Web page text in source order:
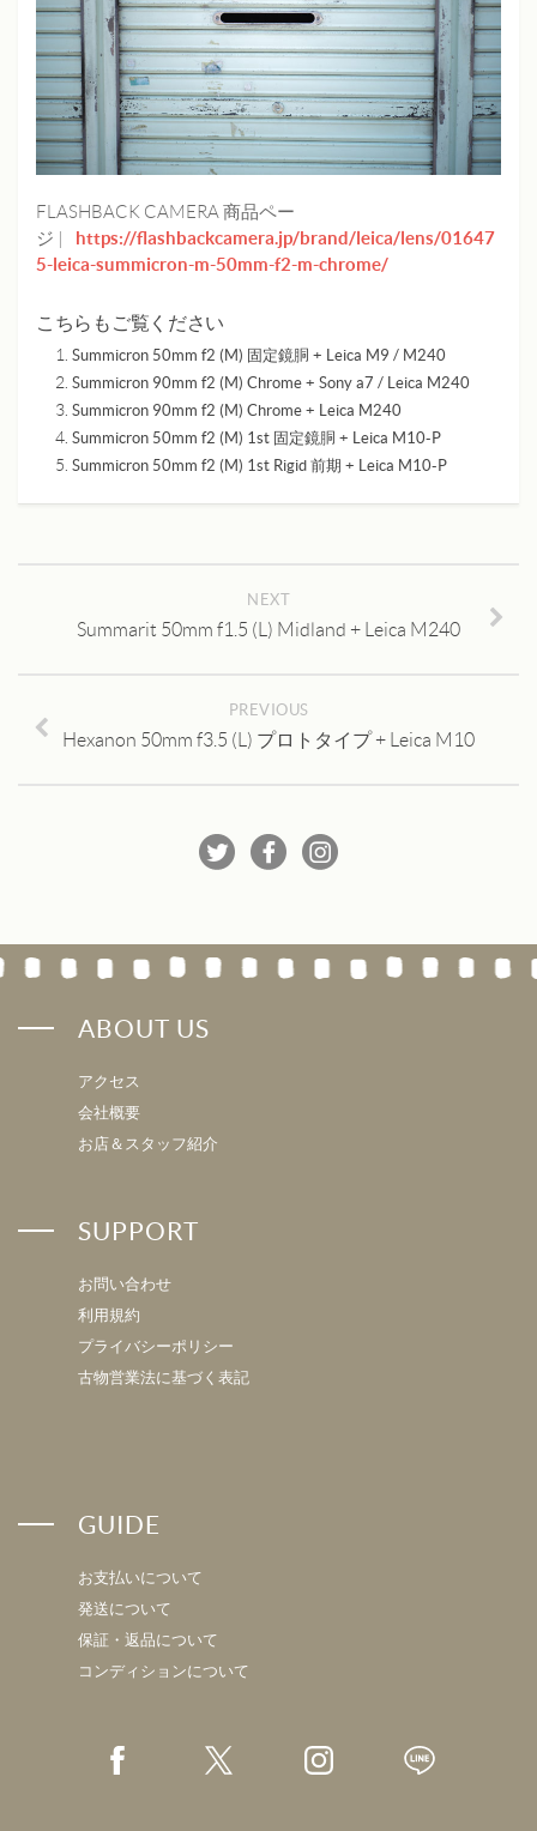
FLASHBACK CAMERA 商品ペー
ジ |
https://flashbackcamera.jp/brand/leica/lens/01647
5-leica-summicron-m-50mm-f2-m-chrome/
こちらもご覧ください
Summicron 50mm f2 (M) 固定鏡胴 + Leica M9 / M240
Summicron 90mm f2 (M) Chrome + Sony a7 / Leica M240
Summicron 90mm f2 (M) Chrome + Leica M240
Summicron 50mm f2 (M) 1st 固定鏡胴 + Leica M10-P
Summicron 50mm f2 (M) 1st Rigid 前期 + Leica M10-P
NEXT
Summarit 50mm f1.5 (L) Midland + Leica M240
PREVIOUS
Hexanon 50mm f3.5 (L) プロトタイプ + Leica M10
ABOUT US
アクセス
会社概要
お店＆スタッフ紹介
SUPPORT
お問い合わせ
利用規約
プライバシーポリシー
古物営業法に基づく表記
GUIDE
お支払いについて
発送について
保証・返品について
コンディションについて